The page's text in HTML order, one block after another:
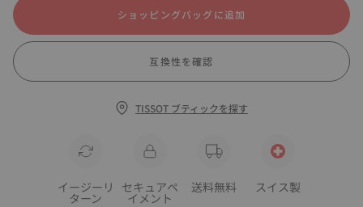
ショッピングバッグに追加
互換性を確認
TISSOT ブティックを探す
イージーリ
ターン
セキュアペ
イメント
送料無料 スイス製